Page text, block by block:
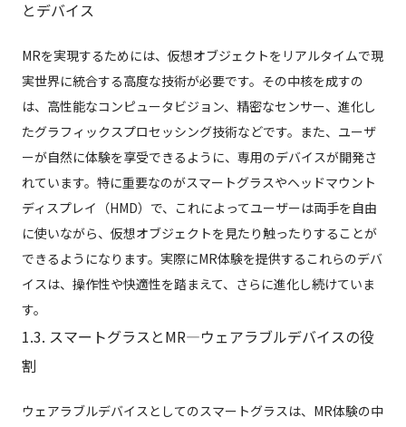
とデバイス
MRを実現するためには、仮想オブジェクトをリアルタイムで現
実世界に統合する高度な技術が必要です。その中核を成すの
は、高性能なコンピュータビジョン、精密なセンサー、進化し
たグラフィックスプロセッシング技術などです。また、ユーザ
ーが自然に体験を享受できるように、専用のデバイスが開発さ
れています。特に重要なのがスマートグラスやヘッドマウント
ディスプレイ（HMD）で、これによってユーザーは両手を自由
に使いながら、仮想オブジェクトを見たり触ったりすることが
できるようになります。実際にMR体験を提供するこれらのデバ
イスは、操作性や快適性を踏まえて、さらに進化し続けていま
す。
1.3. スマートグラスとMR—ウェアラブルデバイスの役
割
ウェアラブルデバイスとしてのスマートグラスは、MR体験の中